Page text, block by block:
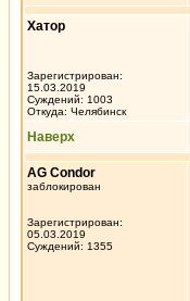
Хатор
Зарегистрирован:
15.03.2019
Суждений: 1003
Откуда: Челябинск
Наверх
AG Condor
заблокирован
Зарегистрирован:
05.03.2019
Суждений: 1355